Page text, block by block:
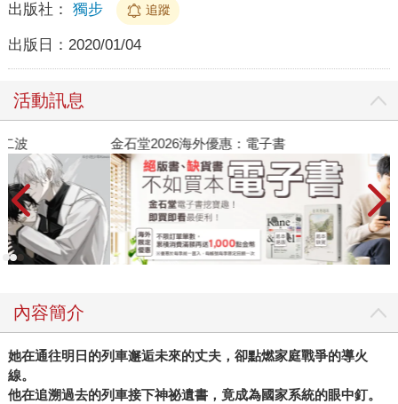
出版社： 獨步 追蹤
出版日： 2020/01/04
活動訊息
金石堂2026海外優惠：電子書
內容簡介
她在通往明日的列車邂逅未來的丈夫，卻點燃家庭戰爭的導火
線。
他在追溯過去的列車接下神祕遺書，竟成為國家系統的眼中釘。